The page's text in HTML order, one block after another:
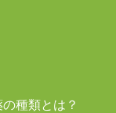
種類とは？